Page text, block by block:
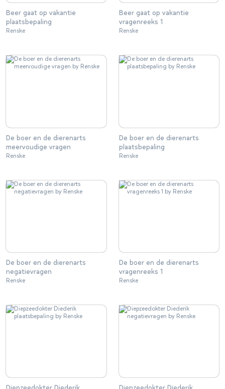
Beer gaat op vakantie
plaatsbepaling
Renske
Beer gaat op vakantie
vragenreeks 1
Renske
De boer en de dierenarts
meervoudige vragen
Renske
De boer en de dierenarts
plaatsbepaling
Renske
De boer en de dierenarts
negatievragen
Renske
De boer en de dierenarts
vragenreeks 1
Renske